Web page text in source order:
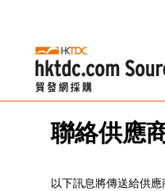
聯絡供應
以下訊息將傳送給供應